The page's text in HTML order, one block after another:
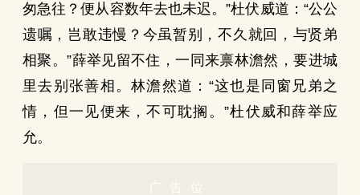
匆急往？便从容数年去也未迟。”杜伏威道：“公公
遗嘱，岂敢违慢？今虽暂别，不久就回，与贤弟
相聚。”薛举见留不住，一同来禀林澹然，要进城
里去别张善相。林澹然道：“这也是同窗兄弟之
情，但一见便来，不可耽搁。”杜伏威和薛举应
允。
广告位